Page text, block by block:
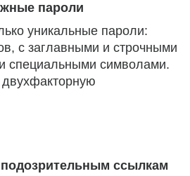
пароли
уникальные пароли:
с заглавными и строчными
специальными символами.
ссылкам